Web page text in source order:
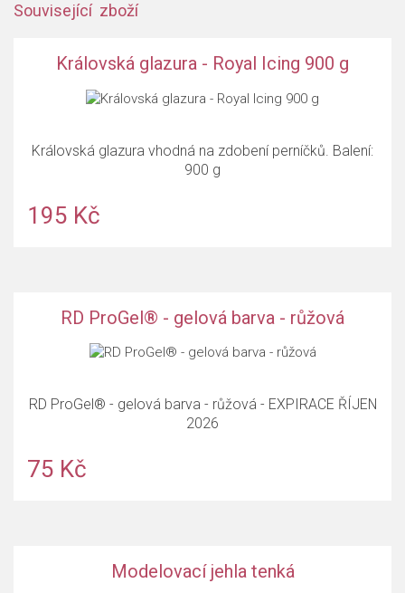
Související zboží
Královská glazura - Royal Icing 900 g
Královská glazura vhodná na zdobení perníčků. Balení:
900 g
195 Kč
RD ProGel® - gelová barva - růžová
RD ProGel® - gelová barva - růžová - EXPIRACE ŘÍJEN
2026
75 Kč
Modelovací jehla tenká